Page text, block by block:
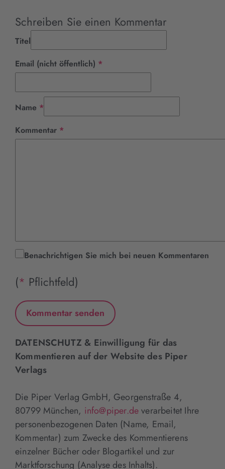
Schreiben Sie einen Kommentar
Titel
Email (nicht öffentlich) *
Name *
Kommentar *
Benachrichtigen Sie mich bei neuen Kommentaren
(* Pflichtfeld)
DATENSCHUTZ & Einwilligung für das
Kommentieren auf der Website des Piper
Verlags
Die Piper Verlag GmbH, Georgenstraße 4,
80799 München, info@piper.deverarbeitet Ihre
personenbezogenen Daten (Name, Email,
Kommentar) zum Zwecke des Kommentierens
einzelner Bücher oder Blogartikel und zur
Marktforschung (Analyse des Inhalts).